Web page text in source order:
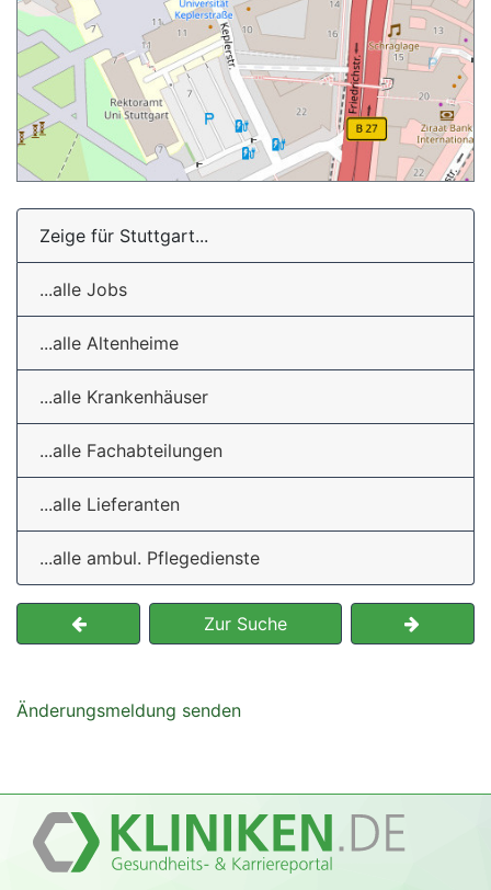
Zeige für Stuttgart...
...alle Jobs
...alle Altenheime
...alle Krankenhäuser
...alle Fachabteilungen
...alle Lieferanten
...alle ambul. Pflegedienste
Zur Suche
Änderungsmeldung senden